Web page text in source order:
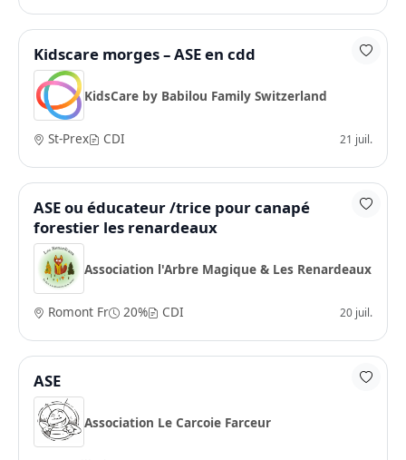
Kidscare morges – ASE en cdd
KidsCare by Babilou Family Switzerland
St-Prex CDI 21 juil.
ASE ou éducateur /trice pour canapé
forestier les renardeaux
Association l'Arbre Magique & Les Renardeaux
Romont Fr 20% CDI 20 juil.
ASE
Association Le Carcoie Farceur